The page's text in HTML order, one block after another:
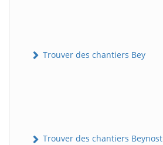
Trouver des chantiers Bey
Trouver des chantiers Beynost